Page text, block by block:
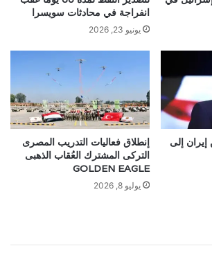
انفراجة في محادثات سويسرا
يونيو 23, 2026
إلى
إنطلاق فعاليات التدريب المصرى
التركى المشترك العُقاب الذهبى
GOLDEN EAGLE
يوليو 8, 2026